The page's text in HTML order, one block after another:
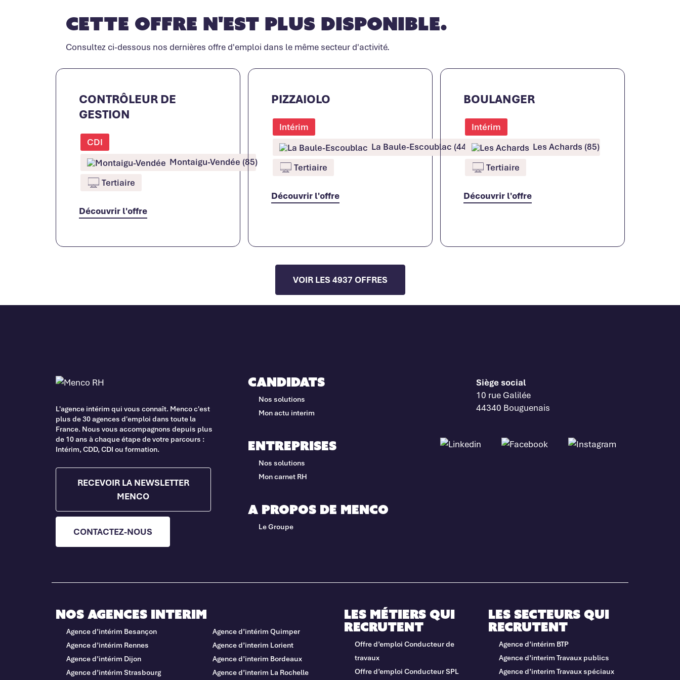
Cette offre n'est plus disponible.
Consultez ci-dessous nos dernières offre d'emploi dans le même secteur d'activité.
CONTRÔLEUR DE
GESTION
CDI
Montaigu-Vendée (85)
Tertiaire
Découvrir l'offre
PIZZAIOLO
Intérim
La Baule-Escoublac (44)
Tertiaire
Découvrir l'offre
BOULANGER
Intérim
Les Achards (85)
Tertiaire
Découvrir l'offre
VOIR LES 4937 OFFRES
L'agence intérim qui vous connaît. Menco c'est
plus de 30 agences d'emploi dans toute la
France. Nous vous accompagnons depuis plus
de 10 ans à chaque étape de votre parcours :
Intérim, CDD, CDI ou formation.
RECEVOIR LA NEWSLETTER
MENCO
CONTACTEZ-NOUS
Candidats
Nos solutions
Mon actu interim
Entreprises
Nos solutions
Mon carnet RH
A propos de Menco
Le Groupe
Siège social
10 rue Galilée
44340 Bouguenais
Nos agences interim
Agence d’intérim Besançon
Agence d’intérim Rennes
Agence d’intérim Dijon
Agence d’intérim Strasbourg
Agence d’intérim Quimper
Agence d’interim Lorient
Agence d’interim Bordeaux
Agence d’interim La Rochelle
Les métiers qui
recrutent
Offre d’emploi Conducteur de
travaux
Offre d’emploi Conducteur SPL
Les secteurs qui
recrutent
Agence d’intérim BTP
Agence d’interim Travaux publics
Agence d’interim Travaux spéciaux